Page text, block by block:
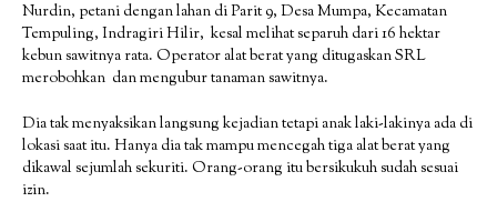
Nurdin, petani dengan lahan di Parit 9, Desa Mumpa, Kecamatan
Tempuling, Indragiri Hilir, kesal melihat separuh dari 16 hektar
kebun sawitnya rata. Operator alat berat yang ditugaskan SRL
merobohkan dan mengubur tanaman sawitnya.
Dia tak menyaksikan langsung kejadian tetapi anak laki-lakinya ada di
lokasi saat itu. Hanya dia tak mampu mencegah tiga alat berat yang
dikawal sejumlah sekuriti. Orang-orang itu bersikukuh sudah sesuai
izin.